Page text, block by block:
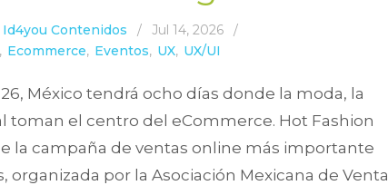
Id4you Contenidos / Jul 14, 2026
/
, Ecommerce, Eventos, UX, UX/UI
México tendrá ocho días donde la moda, la
toman el centro del eCommerce. Hot Fashion
la campaña de ventas online más importante
organizada por la Asociación Mexicana de Venta